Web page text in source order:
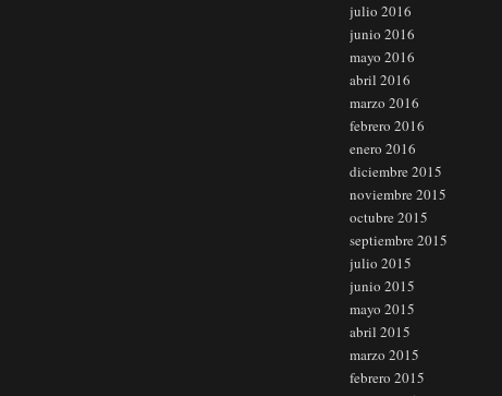
julio 2016
junio 2016
mayo 2016
abril 2016
marzo 2016
febrero 2016
enero 2016
diciembre 2015
noviembre 2015
octubre 2015
septiembre 2015
julio 2015
junio 2015
mayo 2015
abril 2015
marzo 2015
febrero 2015